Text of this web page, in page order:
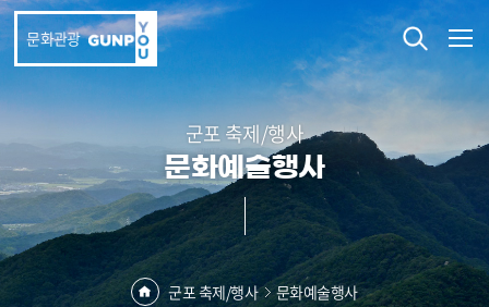
본문 바로가기
문화관광
군포 축제/행사
문화예술행사
군포 축제/행사 문화예술행사